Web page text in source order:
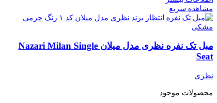
مشاهده سریع
مبل تک نفره نظری مدل میلان Nazari Milan Single
Seat
نظری
محصولات موجود